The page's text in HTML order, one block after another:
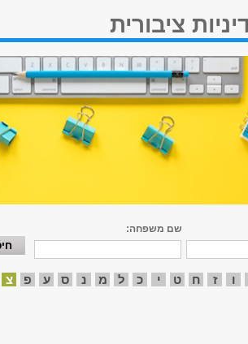
ציבורית
שם משפחה:
ו ז ח ט י כ ל מ נ ס ע פ צ